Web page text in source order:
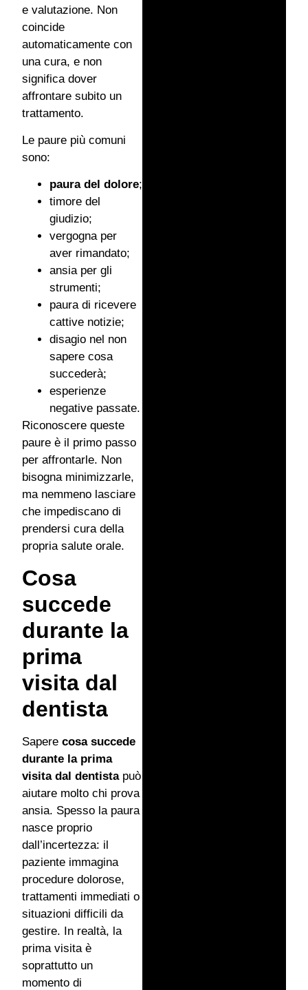
e valutazione. Non
coincide
automaticamente con
una cura, e non
significa dover
affrontare subito un
trattamento.
Le paure più comuni
sono:
paura del dolore;
timore del
giudizio;
vergogna per
aver rimandato;
ansia per gli
strumenti;
paura di ricevere
cattive notizie;
disagio nel non
sapere cosa
succederà;
esperienze
negative passate.
Riconoscere queste
paure è il primo passo
per affrontarle. Non
bisogna minimizzarle,
ma nemmeno lasciare
che impediscano di
prendersi cura della
propria salute orale.
Cosa
succede
durante la
prima
visita dal
dentista
Sapere cosa succede
durante la prima
visita dal dentistapuò
aiutare molto chi prova
ansia. Spesso la paura
nasce proprio
dall’incertezza: il
paziente immagina
procedure dolorose,
trattamenti immediati o
situazioni difficili da
gestire. In realtà, la
prima visita è
soprattutto un
momento di